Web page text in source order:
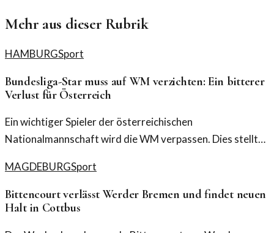
Mehr aus dieser Rubrik
HAMBURGSport
Bundesliga-Star muss auf WM verzichten: Ein bitterer
Verlust für Österreich
Ein wichtiger Spieler der österreichischen
Nationalmannschaft wird die WM verpassen. Dies stellt
Fragen auf.
MAGDEBURGSport
Bittencourt verlässt Werder Bremen und findet neuen
Halt in Cottbus